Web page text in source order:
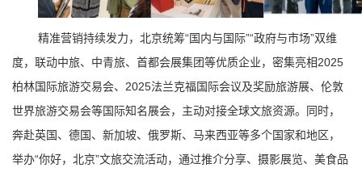
精准营销持续发力，北京统筹“国内与国际”“政府与市场”双维
度，联动中旅、中青旅、首都会展集团等优质企业，密集亮相2025
柏林国际旅游交易会、2025法兰克福国际会议及奖励旅游展、伦敦
世界旅游交易会等国际知名展会，主动对接全球文旅资源。同时，
奔赴英国、德国、新加坡、俄罗斯、马来西亚等多个国家和地区，
举办“你好，北京”文旅交流活动，通过推介分享、摄影展览、美食品